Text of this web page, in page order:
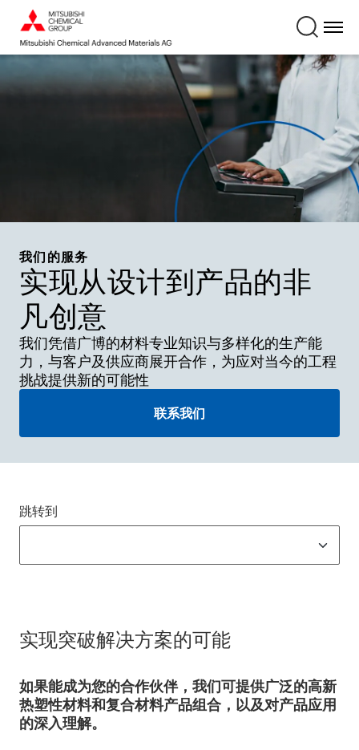
我们的服务
实现从设计到产品的非
凡创意
我们凭借广博的材料专业知识与多样化的生产能
力，与客户及供应商展开合作，为应对当今的工程
挑战提供新的可能性
联系我们
跳转到
实现突破解决方案的可能
如果能成为您的合作伙伴，我们可提供广泛的高新
热塑性材料和复合材料产品组合，以及对产品应用
的深入理解。